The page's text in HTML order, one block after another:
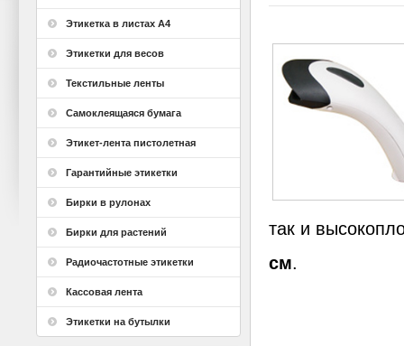
Этикетка в листах А4
Этикетки для весов
Текстильные ленты
Самоклеящаяся бумага
Этикет-лента пистолетная
Гарантийные этикетки
Бирки в рулонах
Бирки для растений
Радиочастотные этикетки
Кассовая лента
Этикетки на бутылки
так и
см.